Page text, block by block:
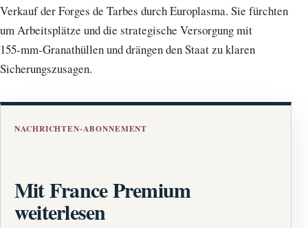
Verkauf der Forges de Tarbes durch Europlasma. Sie fürchten
um Arbeitsplätze und die strategische Versorgung mit
155‑mm‑Granathüllen und drängen den Staat zu klaren
Sicherungszusagen.
NACHRICHTEN-ABONNEMENT
Mit France Premium
weiterlesen